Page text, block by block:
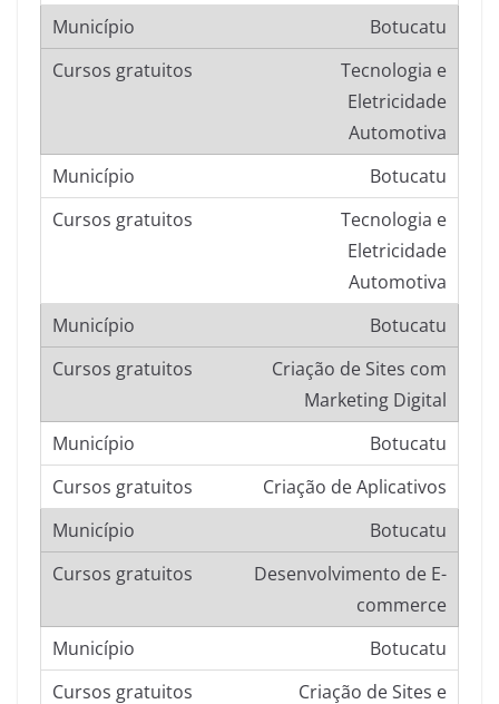
Botucatu
Tecnologia e
Eletricidade
Automotiva
Botucatu
Tecnologia e
Eletricidade
Automotiva
Botucatu
Criação de Sites com
Marketing Digital
Botucatu
Criação de Aplicativos
Botucatu
Desenvolvimento de E-
commerce
Botucatu
Criação de Sites e